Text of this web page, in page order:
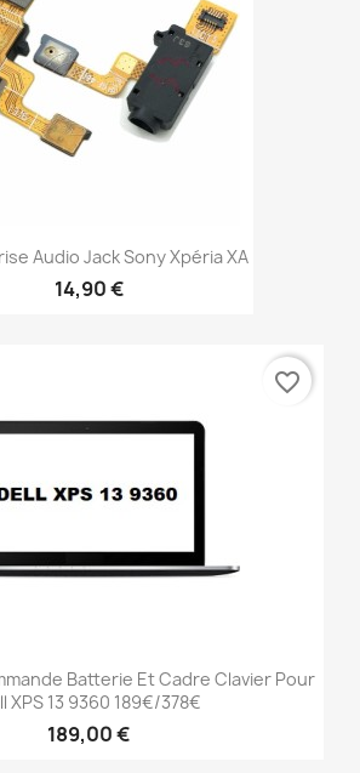
Audio Jack Sony Xpéria XA
14,90 €
Batterie Et Cadre Clavier Pour
XPS 13 9360 189€/378€
189,00 €
favorite_border